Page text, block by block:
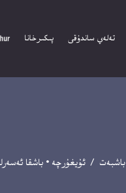
تەلەي ساندۇقى پىكىرخانا
باشبەت /ئۇيغۇرچە •باشقا